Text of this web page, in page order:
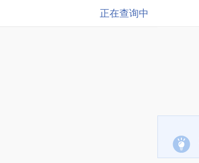
正在查询中